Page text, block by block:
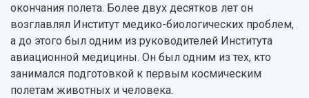
Кафедры
Научные подразделения
Отделы и службы
Общественные организации
Институт искусственного интеллекта
Тестирование иностранных граждан на
знание русского языка, истории России и
основ законодательства РФ
Платные образовательные услуги
Скидки на обучение
Материальная база
Подразделения научного обслуживания
Организационные документы
Результаты научно-исследовательской
деятельности
окончания полета. Более двух десятков лет он
возглавлял Институт медико-биологических проблем,
а до этого был одним из руководителей Института
авиационной медицины. Он был одним из тех, кто
занимался подготовкой к первым космическим
полетам животных и человека.